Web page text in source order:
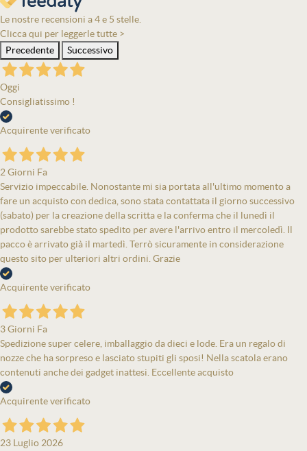
Le nostre recensioni a 4 e 5 stelle.
Clicca qui per leggerle tutte >
Precedente
Successivo
Oggi
Consigliatissimo !
Acquirente verificato
2 Giorni Fa
Servizio impeccabile. Nonostante mi sia portata all'ultimo momento a
fare un acquisto con dedica, sono stata contattata il giorno successivo
(sabato) per la creazione della scritta e la conferma che il lunedì il
prodotto sarebbe stato spedito per avere l'arrivo entro il mercoledì. Il
pacco è arrivato già il martedì. Terrò sicuramente in considerazione
questo sito per ulteriori altri ordini. Grazie
Acquirente verificato
3 Giorni Fa
Spedizione super celere, imballaggio da dieci e lode. Era un regalo di
nozze che ha sorpreso e lasciato stupiti gli sposi! Nella scatola erano
contenuti anche dei gadget inattesi. Eccellente acquisto
Acquirente verificato
23 Luglio 2026